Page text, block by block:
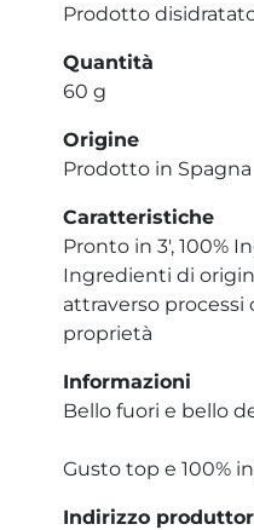
Prodotto
Quantità
60 g
Origine
Prodotto in Spagna
Caratteristiche
Pronto in 3', 100%
Ingredienti di
attraverso
proprietà
Informazioni
Bello fuori e bello
Gusto top e 100%
Indirizzo